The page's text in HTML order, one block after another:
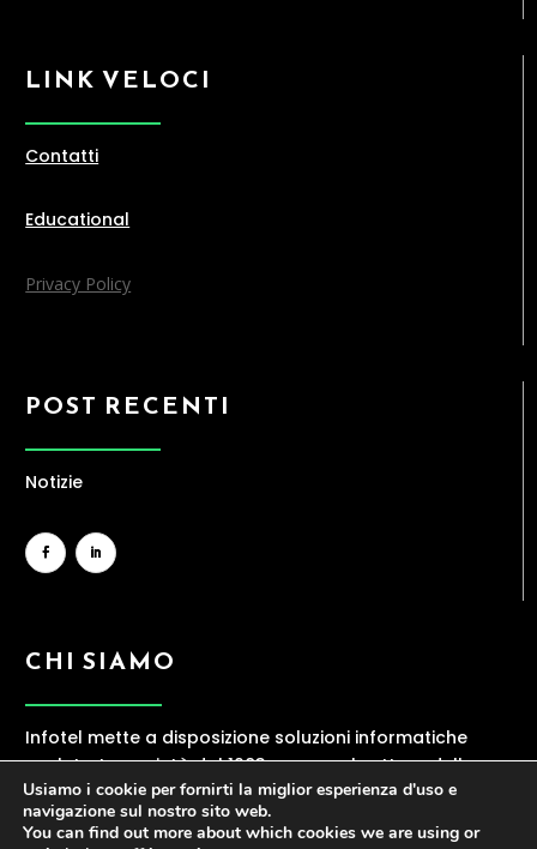
LINK VELOCI
Contatti
Educational
Privacy Policy
POST RECENTI
Notizie
CHI SIAMO
Infotel mette a disposizione soluzioni informatiche
evolute. La società dal 1983 opera nel settore della
ICT, offrendo una gamma ampia di servizi
contraddistinti da elevata professionalità.
Usiamo i cookie per fornirti la miglior esperienza d'uso e
navigazione sul nostro sito web.
You can find out more about which cookies we are using or